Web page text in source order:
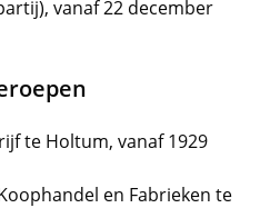
vanaf 22 december
te Holtum, vanaf 1929
en Fabrieken te